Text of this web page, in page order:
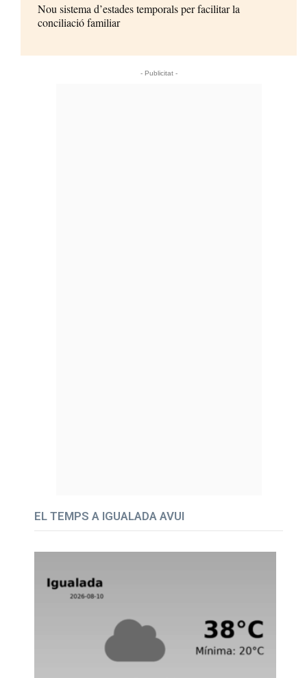
Nou sistema d’estades temporals per facilitar la
conciliació familiar
- Publicitat -
EL TEMPS A IGUALADA AVUI